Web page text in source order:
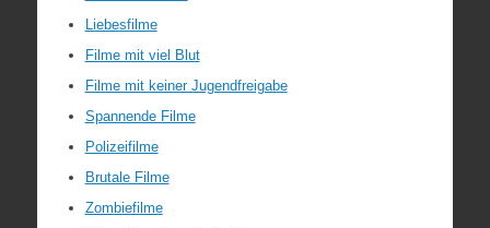
Liebesfilme
Filme mit viel Blut
Filme mit keiner Jugendfreigabe
Spannende Filme
Polizeifilme
Brutale Filme
Zombiefilme